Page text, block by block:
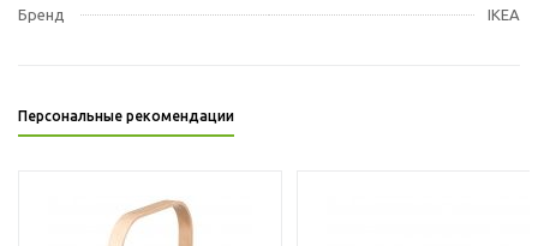
Бренд IKEA
Персональные рекомендации